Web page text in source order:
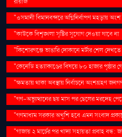
"ওসমানী বিমানবন্দরে অগ্নিনির্বাপণ মহড়ায়
"কাউকে বিশৃঙ্খলা সৃষ্টির সুযোগ দেওয়া যাবে না
"কিশোরগঞ্জে ভাঙারি দোকানে মর্টার শেল
"কেনেডি হত্যাকাণ্ডের বিষয়ে ৮০ হাজার পৃষ্ঠার
"ক্ষমতায় থাকা অবস্থায় নির্বাচনে অংশগ্রহণ
"গণ–অভ্যুত্থানের ছয় মাস পর ছেলের মরদেহ
"গণমাধ্যম সরকার অখুশি হবে এমন সংবাদ
"গাজায় ২ মার্চের পর খাদ্য সহায়তা প্রবাহ বন্ধ: